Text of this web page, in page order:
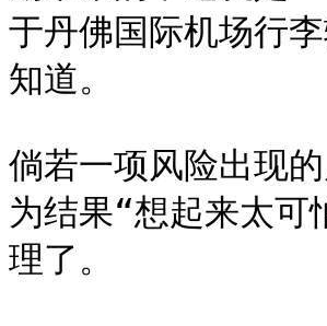
于丹佛国际机场行
知道。
倘若一项风险出现
为结果“想起来太可
理了。